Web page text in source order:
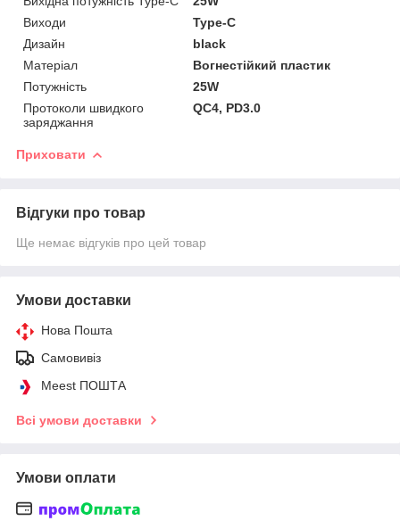
Виходи
Type-C
Дизайн
black
Матеріал
Вогнестійкий пластик
Потужність
25W
Протоколи швидкого
заряджання
QC4, PD3.0
Приховати
Відгуки про товар
Ще немає відгуків про цей товар
Умови доставки
Нова Пошта
Самовивіз
Meest ПОШТА
Всі умови доставки
Умови оплати